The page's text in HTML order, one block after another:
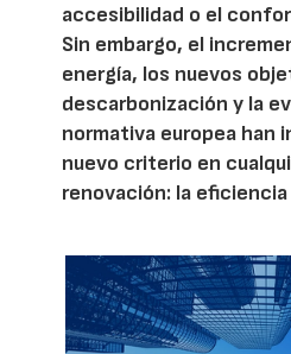
accesibilidad o el
Sin embargo, el
energía, los nuevos
descarbonización y la
normativa europea han
nuevo criterio en
renovación: la